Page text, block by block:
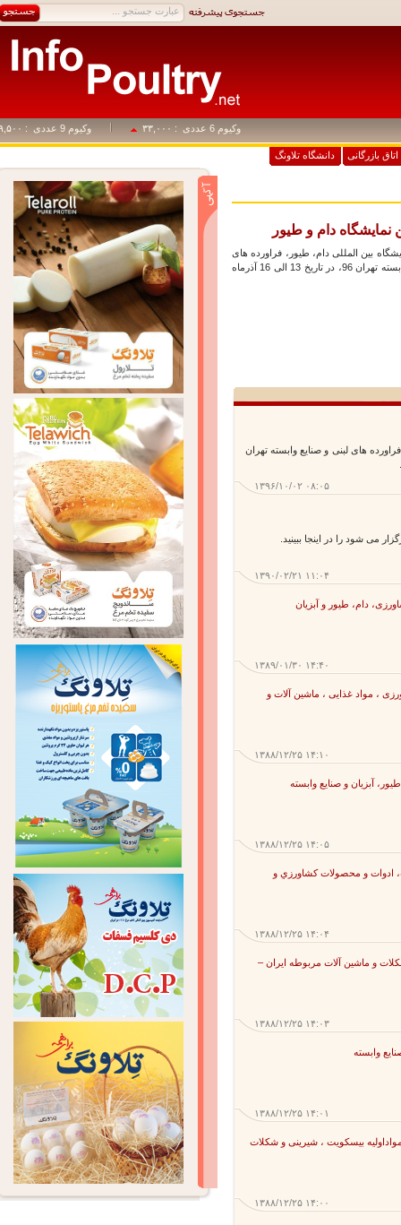
وکیوم 6 عددی : ۳۳,۰۰۰ وکیوم 9 عددی : ۴۹,۵۰۰
بازرگانی دانشگاه تلاونگ
دام و طیور
بین المللی دام، طیور، فراورده های
لبنی و صنایع وابسته تهران 96، در تاریخ 13 الی 16 آذرماه
های لبنی و صنایع وابسته تهران
۱۳۹۶/۱۰/۰۲ ۰۸:۰۵
۱۳۹۰/۰۲/۲۱ ۱۱:۰۴
دام، طیور و آبزیان
۱۳۸۹/۰۱/۳۰ ۱۴:۴۰
، مواد غذایی ، ماشین آلات و
۱۳۸۸/۱۲/۲۵ ۱۴:۱۰
آبزيان و صنایع وابسته
۱۳۸۸/۱۲/۲۵ ۱۴:۰۵
ادوات و محصولات كشاورزي و
۱۳۸۸/۱۲/۲۵ ۱۴:۰۴
و ماشين آلات مربوطه ایران –
۱۳۸۸/۱۲/۲۵ ۱۴:۰۳
وابسته
۱۳۸۸/۱۲/۲۵ ۱۴:۰۱
بیسکویت ، شیرینی و شکلات
۱۳۸۸/۱۲/۲۵ ۱۴:۰۰